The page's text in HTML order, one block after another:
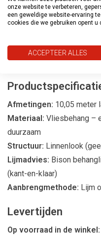
Dit behang is veelzijdig
werkkamer of hal: Linen
een rustige en stijlvolle
Afmetingen: 10,05 meter
Materiaal: Vliesbehang –
duurzaam
Structuur: Linnenlook
Lijmadvies: Bison
(kant-en-klaar)
Aanbrengmethode: Lijm
Levertijden
Op voorraad in de winkel:
onze website te verbeteren,
een geweldige website-ervaring
cookies die we gebruiken opent u
ACCEPTEER ALLES